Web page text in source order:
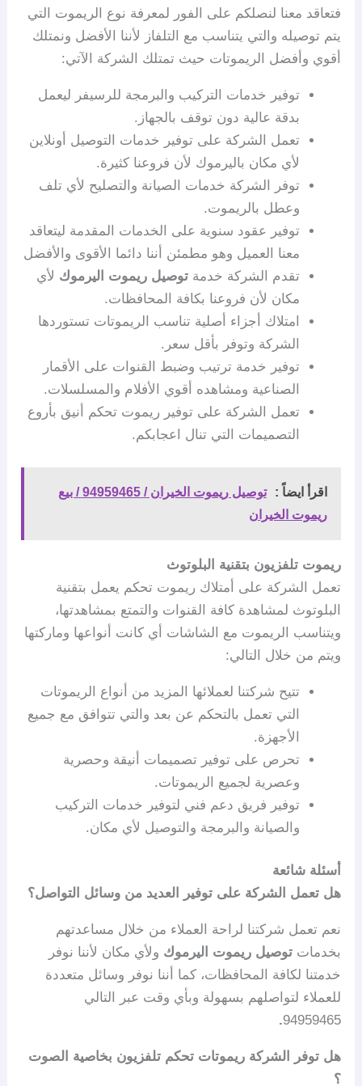
فتعاقد معنا لنصلكم على الفور لمعرفة نوع الريموت التي
يتم توصيله والتي يتناسب مع التلفاز لأننا الأفضل ونمتلك
أقوي وأفضل الريموتات حيث تمتلك الشركة الآتي:
توفير خدمات التركيب والبرمجة للرسيفر ليعمل
بدقة عالية دون توقف بالجهاز.
تعمل الشركة على توفير خدمات التوصيل أونلاين
لأي مكان باليرموك لأن فروعنا كثيرة.
توفر الشركة خدمات الصيانة والتصليح لأي تلف
وعطل بالريموت.
توفير عقود سنوية على الخدمات المقدمة ليتعاقد
معنا العميل وهو مطمئن أننا دائما الأقوى والأفضل
تقدم الشركة خدمةتوصيل ريموت اليرموك لأي
مكان لأن فروعنا بكافة المحافظات.
امتلاك أجزاء أصلية تناسب الريموتات تستوردها
الشركة وتوفر بأقل سعر.
توفير خدمة ترتيب وضبط القنوات على الأقمار
الصناعية ومشاهده أقوي الأفلام والمسلسلات.
تعمل الشركة على توفير ريموت تحكم أنيق بأروع
التصميمات التي تنال اعجابكم.
اقرأ ايضاً :
توصيل ريموت الخيران / 94959465 / بيع
ريموت الخيران
ريموت تلفزيون بتقنية البلوتوث
تعمل الشركة على أمتلاك ريموت تحكم يعمل بتقنية
البلوتوث لمشاهدة كافة القنوات والتمتع بمشاهدتها،
ويتناسب الريموت مع الشاشات أي كانت أنواعها وماركتها
ويتم من خلال التالي:
تتيح شركتنا لعملائها المزيد من أنواع الريموتات
التي تعمل بالتحكم عن بعد والتي تتوافق مع جميع
الأجهزة.
تحرص على توفير تصميمات أنيقة وحصرية
وعصرية لجميع الريموتات.
توفير فريق دعم فني لتوفير خدمات التركيب
والصيانة والبرمجة والتوصيل لأي مكان.
أسئلة شائعة
هل تعمل الشركة على توفير العديد من وسائل التواصل؟
نعم تعمل شركتنا لراحة العملاء من خلال مساعدتهم
بخدماتتوصيل ريموت اليرموك ولأي مكان لأننا نوفر
خدمتنا لكافة المحافظات، كما أننا نوفر وسائل متعددة
للعملاء لتواصلهم بسهولة وبأي وقت عبر التالي
94959465
.
هل توفر الشركة ريموتات تحكم تلفزيون بخاصية الصوت
؟